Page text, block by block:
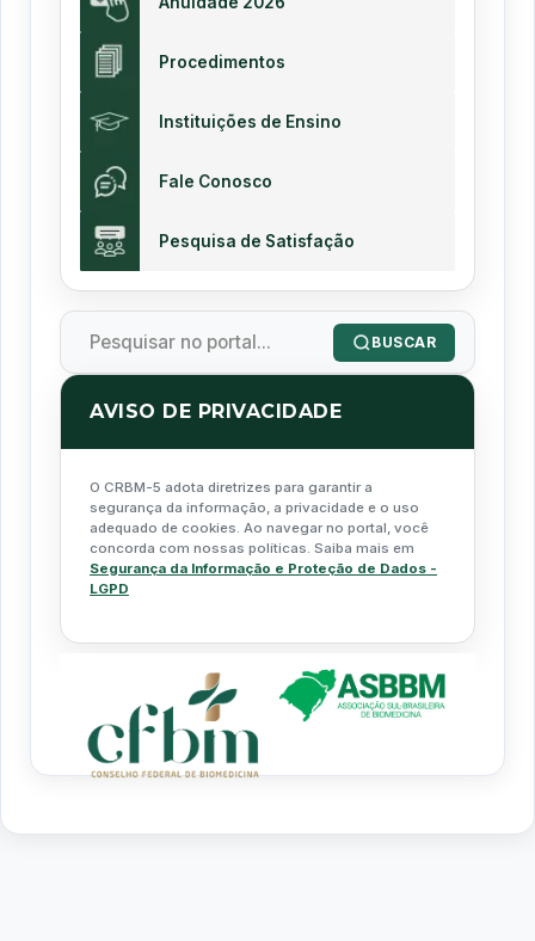
Procedimentos
Instituições de Ensino
Fale Conosco
Pesquisa de Satisfação
BUSCAR
AVISO DE PRIVACIDADE
O CRBM-5 adota diretrizes para garantir a
segurança da informação, a privacidade e o uso
adequado de cookies. Ao navegar no portal, você
concorda com nossas políticas. Saiba mais em
Segurança da Informação e Proteção de Dados -
LGPD